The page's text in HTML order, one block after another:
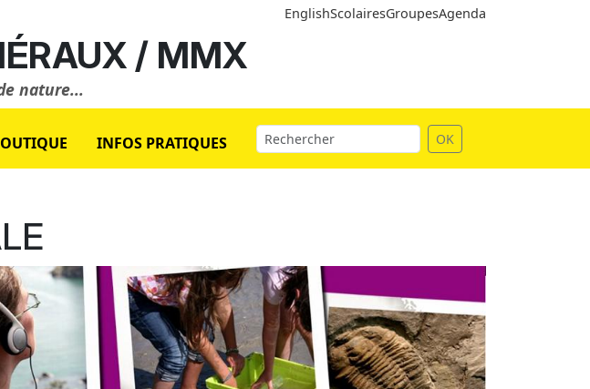
EnglishScolairesGroupesAgenda
/ MMX
nature...
INFOS PRATIQUES OK